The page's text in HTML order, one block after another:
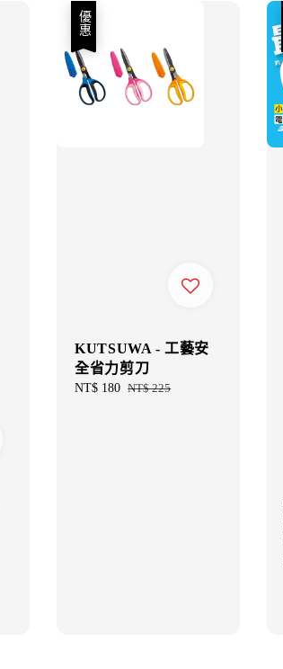
優惠
KUTSUWA - 工藝安
全省力剪刀
Sale
NT$ 180 Regular
NT$ 225